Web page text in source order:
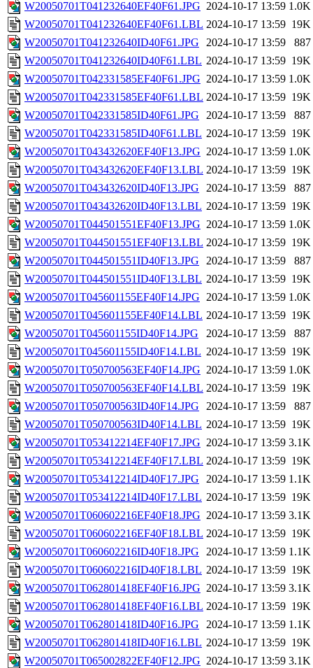
W20050701T041232640EF40F61.JPG 2024-10-17 13:59 1.0K
W20050701T041232640EF40F61.LBL 2024-10-17 13:59 19K
W20050701T041232640ID40F61.JPG
2024-10-17 13:59
887
W20050701T041232640ID40F61.LBL 2024-10-17 13:59 19K
W20050701T042331585EF40F61.JPG 2024-10-17 13:59 1.0K
W20050701T042331585EF40F61.LBL 2024-10-17 13:59 19K
W20050701T042331585ID40F61.JPG
2024-10-17 13:59
887
W20050701T042331585ID40F61.LBL 2024-10-17 13:59 19K
W20050701T043432620EF40F13.JPG 2024-10-17 13:59 1.0K
W20050701T043432620EF40F13.LBL 2024-10-17 13:59 19K
W20050701T043432620ID40F13.JPG
2024-10-17 13:59
887
W20050701T043432620ID40F13.LBL 2024-10-17 13:59 19K
W20050701T044501551EF40F13.JPG 2024-10-17 13:59 1.0K
W20050701T044501551EF40F13.LBL 2024-10-17 13:59 19K
W20050701T044501551ID40F13.JPG
2024-10-17 13:59
887
W20050701T044501551ID40F13.LBL 2024-10-17 13:59 19K
W20050701T045601155EF40F14.JPG 2024-10-17 13:59 1.0K
W20050701T045601155EF40F14.LBL 2024-10-17 13:59 19K
W20050701T045601155ID40F14.JPG
2024-10-17 13:59
887
W20050701T045601155ID40F14.LBL 2024-10-17 13:59 19K
W20050701T050700563EF40F14.JPG 2024-10-17 13:59 1.0K
W20050701T050700563EF40F14.LBL 2024-10-17 13:59 19K
W20050701T050700563ID40F14.JPG
2024-10-17 13:59
887
W20050701T050700563ID40F14.LBL 2024-10-17 13:59 19K
W20050701T053412214EF40F17.JPG 2024-10-17 13:59 3.1K
W20050701T053412214EF40F17.LBL 2024-10-17 13:59 19K
W20050701T053412214ID40F17.JPG
2024-10-17 13:59 1.1K
W20050701T053412214ID40F17.LBL 2024-10-17 13:59 19K
W20050701T060602216EF40F18.JPG 2024-10-17 13:59 3.1K
W20050701T060602216EF40F18.LBL 2024-10-17 13:59 19K
W20050701T060602216ID40F18.JPG
2024-10-17 13:59 1.1K
W20050701T060602216ID40F18.LBL 2024-10-17 13:59 19K
W20050701T062801418EF40F16.JPG 2024-10-17 13:59 3.1K
W20050701T062801418EF40F16.LBL 2024-10-17 13:59 19K
W20050701T062801418ID40F16.JPG
2024-10-17 13:59 1.1K
W20050701T062801418ID40F16.LBL 2024-10-17 13:59 19K
W20050701T065002822EF40F12.JPG 2024-10-17 13:59 3.1K